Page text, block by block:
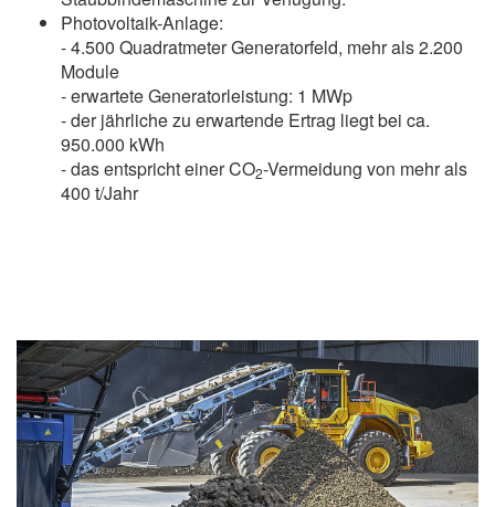
Photovoltaik-Anlage:
- 4.500 Quadratmeter Generatorfeld, mehr als 2.200
Module
- erwartete Generatorleistung: 1 MWp
- der jährliche zu erwartende Ertrag liegt bei ca.
950.000 kWh
- das entspricht einer CO2-Vermeidung von mehr als
400 t/Jahr